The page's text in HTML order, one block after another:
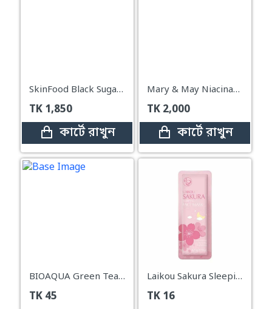
SkinFood Black Sugar Perfect Essential Scrub 2X – 210g
TK 1,850
কার্টে রাখুন
Mary & May Niacinamide Vitamin C Mask 30 Sheets (400ml)
TK 2,000
কার্টে রাখুন
BIOAQUA Green Tea Refreshing Mask – 25g
TK 45
Laikou Sakura Sleeping Face Mask (1 Pcs)
TK 16